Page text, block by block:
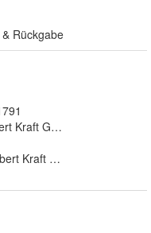
Rückgabe
Kraft GmbH
Kraft GmbH,